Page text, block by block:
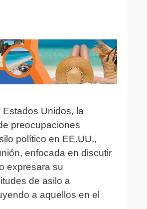
Unidos, la
preocupaciones
político en EE.UU.,
enfocada en discutir
expresara su
de asilo a
a aquellos en el